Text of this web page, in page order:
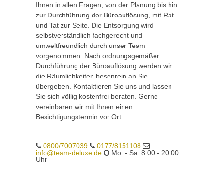
Ihnen in allen Fragen, von der Planung bis hin
zur Durchführung der Büroauflösung, mit Rat
und Tat zur Seite. Die Entsorgung wird
selbstverständlich fachgerecht und
umweltfreundlich durch unser Team
vorgenommen. Nach ordnungsgemäßer
Durchführung der Büroauflösung werden wir
die Räumlichkeiten besenrein an Sie
übergeben. Kontaktieren Sie uns und lassen
Sie sich völlig kostenfrei beraten. Gerne
vereinbaren wir mit Ihnen einen
Besichtigungstermin vor Ort. .
0800/7007039
0177/8151108
info@team-deluxe.de
Mo. - Sa. 8:00 - 20:00
Uhr